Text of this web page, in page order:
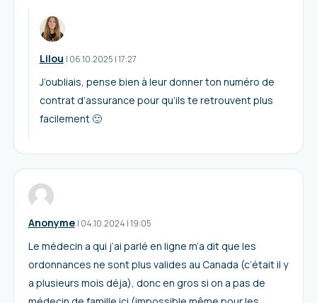
Lilou I 06.10.2025 |17:27
J’oubliais, pense bien à leur donner ton numéro de
contrat d’assurance pour qu’ils te retrouvent plus
facilement 🙂
Anonyme I 04.10.2024 |19:05
Le médecin a qui j’ai parlé en ligne m’a dit que les
ordonnances ne sont plus valides au Canada (c’était il y
a plusieurs mois déja), donc en gros si on a pas de